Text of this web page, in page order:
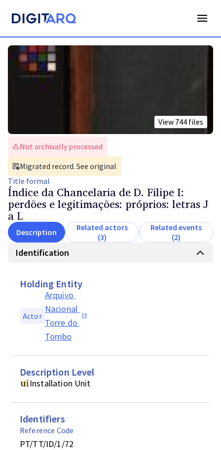
Not archivally processed
Migrated record. See original
Title formal
Índice da Chancelaria de D. Filipe I:
perdões e legitimações: próprios: letras J
a L
View 744 files
Description
Related actors
(3)
Related events
(2)
Identification
Holding Entity
Actor
Arquivo
Nacional
Torre do
Tombo
Description Level
Installation Unit
Identifiers
Reference Code
PT/TT/ID/1/72